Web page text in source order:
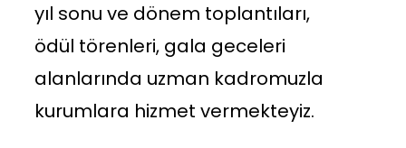
yıl sonu ve dönem toplantıları,
ödül törenleri, gala geceleri
alanlarında uzman kadromuzla
kurumlara hizmet vermekteyiz.